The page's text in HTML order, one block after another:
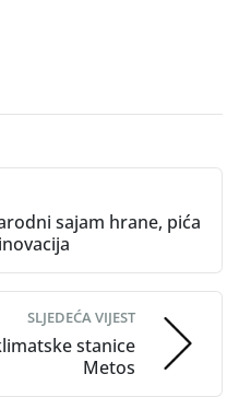
sajam hrane, pića
SLJEDEĆA VIJEST
stanice
Metos